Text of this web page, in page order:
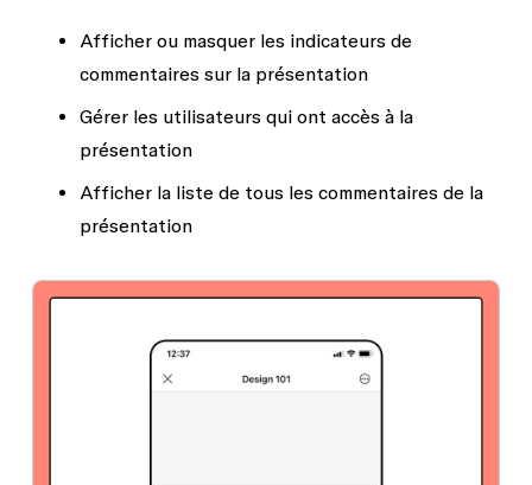
Afficher ou masquer les indicateurs de
commentaires sur la présentation
Gérer les utilisateurs qui ont accès à la
présentation
Afficher la liste de tous les commentaires de la
présentation